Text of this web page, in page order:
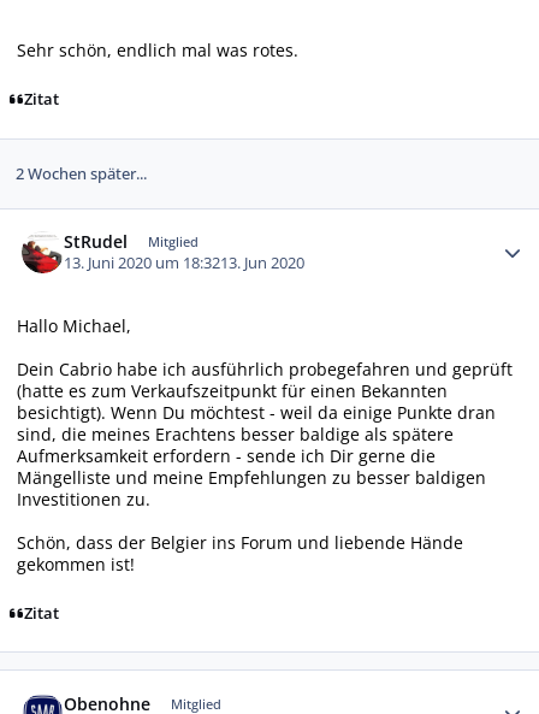
Sehr schön, endlich mal was rotes.
Zitat
2 Wochen später...
StRudel Mitglied
13. Juni 2020 um 18:3213. Jun 2020
Hallo Michael,
Dein Cabrio habe ich ausführlich probegefahren und geprüft
(hatte es zum Verkaufszeitpunkt für einen Bekannten
besichtigt). Wenn Du möchtest - weil da einige Punkte dran
sind, die meines Erachtens besser baldige als spätere
Aufmerksamkeit erfordern - sende ich Dir gerne die
Mängelliste und meine Empfehlungen zu besser baldigen
Investitionen zu.
Schön, dass der Belgier ins Forum und liebende Hände
gekommen ist!
Zitat
Obenohne Mitglied